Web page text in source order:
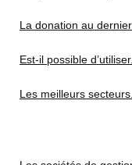
La donation au
Est-il possible
Les meilleurs